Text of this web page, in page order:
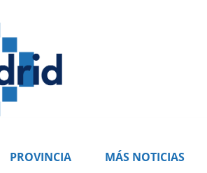
PROVINCIA MÁS NOTICIAS